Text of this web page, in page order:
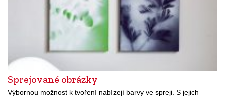
Sprejované obrázky
Výbornou možnost k tvoření nabízejí barvy ve spreji. S jejich